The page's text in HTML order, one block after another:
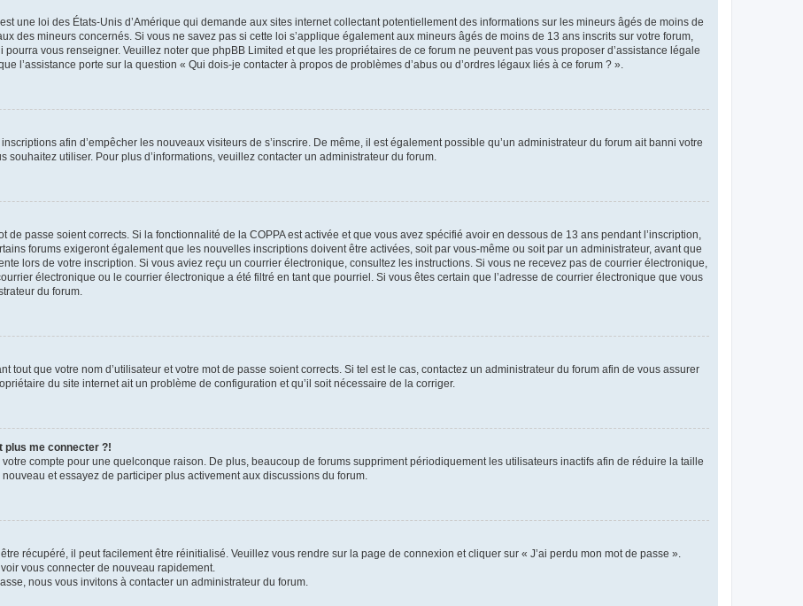
une loi des États-Unis d’Amérique qui demande aux sites internet collectant potentiellement des informations sur les mineurs âgés de moins de
des mineurs concernés. Si vous ne savez pas si cette loi s’applique également aux mineurs âgés de moins de 13 ans inscrits sur votre forum,
vous renseigner. Veuillez noter que phpBB Limited et que les propriétaires de ce forum ne peuvent pas vous proposer d’assistance légale
l’assistance porte sur la question « Qui dois-je contacter à propos de problèmes d’abus ou d’ordres légaux liés à ce forum ? ».
afin d’empêcher les nouveaux visiteurs de s’inscrire. De même, il est également possible qu’un administrateur du forum ait banni votre
souhaitez utiliser. Pour plus d’informations, veuillez contacter un administrateur du forum.
de passe soient corrects. Si la fonctionnalité de la COPPA est activée et que vous avez spécifié avoir en dessous de 13 ans pendant l’inscription,
forums exigeront également que les nouvelles inscriptions doivent être activées, soit par vous-même ou soit par un administrateur, avant que
lors de votre inscription. Si vous aviez reçu un courrier électronique, consultez les instructions. Si vous ne recevez pas de courrier électronique,
électronique ou le courrier électronique a été filtré en tant que pourriel. Si vous êtes certain que l’adresse de courrier électronique que vous
du forum.
tout que votre nom d’utilisateur et votre mot de passe soient corrects. Si tel est le cas, contactez un administrateur du forum afin de vous assurer
du site internet ait un problème de configuration et qu’il soit nécessaire de la corriger.
plus me connecter ?!
compte pour une quelconque raison. De plus, beaucoup de forums suppriment périodiquement les utilisateurs inactifs afin de réduire la taille
et essayez de participer plus activement aux discussions du forum.
récupéré, il peut facilement être réinitialisé. Veuillez vous rendre sur la page de connexion et cliquer sur « J’ai perdu mon mot de passe ».
vous connecter de nouveau rapidement.
nous vous invitons à contacter un administrateur du forum.